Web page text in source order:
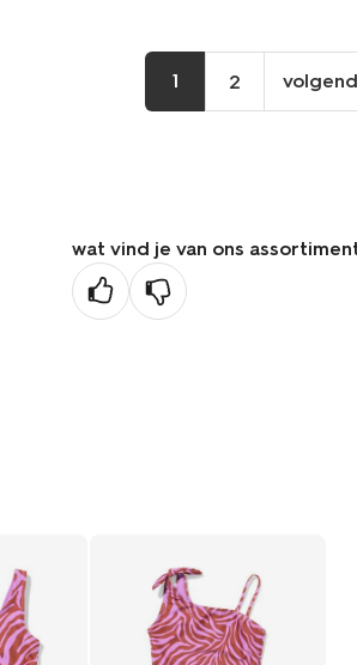
1 2
wat vind je van ons